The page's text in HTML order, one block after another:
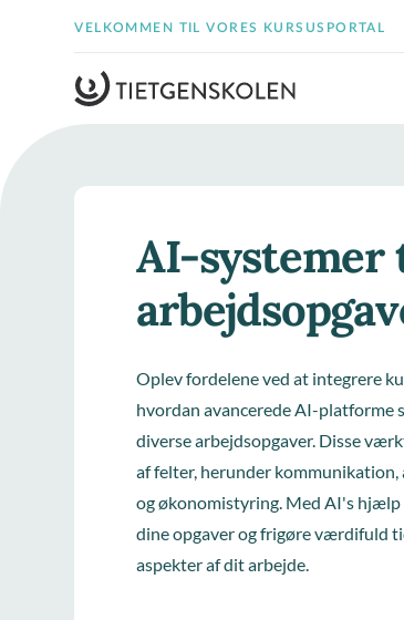
VELKOMMEN TIL VORES KURSUSPORTAL
AI-
Oplev fordelene ved at integrere
hvordan avancerede AI-platforme
diverse arbejdsopgaver. Disse
af felter, herunder
og økonomistyring. Med AI's
dine opgaver og frigøre værdifuld
aspekter af dit arbejde.